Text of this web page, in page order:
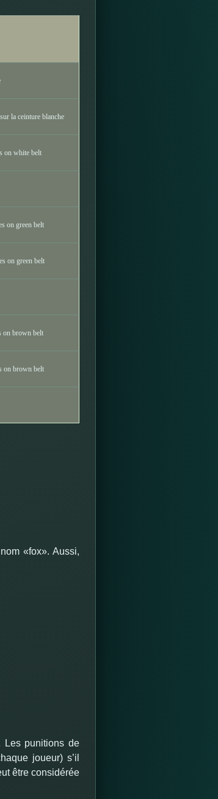
la ceinture blanche
on white belt
on green belt
on green belt
on brown belt
on brown belt
«fox». Aussi,
Les punitions de
joueur) s’il
être considérée